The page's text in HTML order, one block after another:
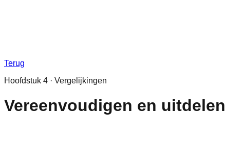
Terug
Hoofdstuk 4 · Vergelijkingen
Vereenvoudigen en uitdelen